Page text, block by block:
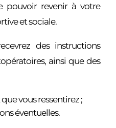
pouvoir revenir à votre
et sociale.
des instructions
ainsi que des
vous ressentirez ;
éventuelles.